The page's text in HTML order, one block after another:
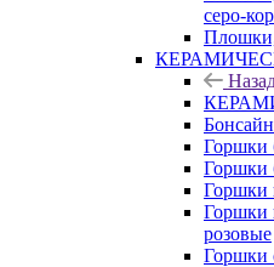
серо-
Горшки
Горшки
Горшки
Горшки
розовые
Горшки